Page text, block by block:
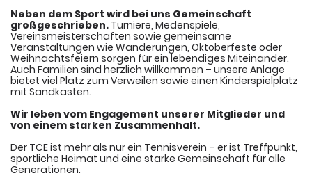
Neben dem Sport wird bei uns Gemeinschaft
großgeschrieben. Turniere, Medenspiele,
Vereinsmeisterschaften sowie gemeinsame
Veranstaltungen wie Wanderungen, Oktoberfeste oder
Weihnachtsfeiern sorgen für ein lebendiges Miteinander.
Auch Familien sind herzlich willkommen – unsere Anlage
bietet viel Platz zum Verweilen sowie einen Kinderspielplatz
mit Sandkasten.
Wir leben vom Engagement unserer Mitglieder und
von einem starken Zusammenhalt.
Der TCE ist mehr als nur ein Tennisverein – er ist Treffpunkt,
sportliche Heimat und eine starke Gemeinschaft für alle
Generationen.